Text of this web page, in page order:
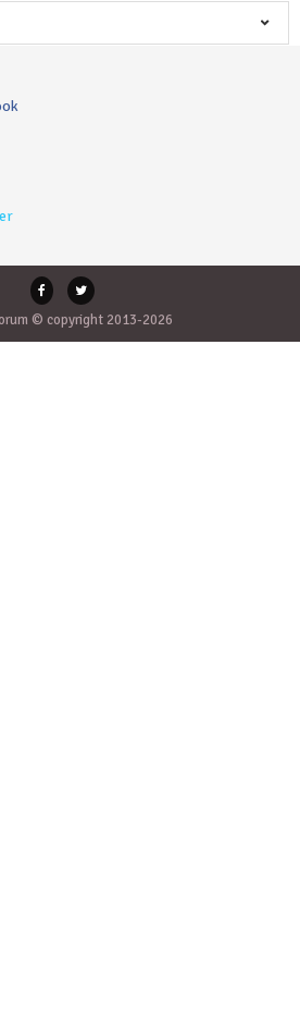
© copyright 2013-2026